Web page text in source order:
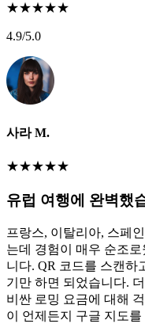
★★★★★
4.9/5.0
사라 M.
★★★★★
유럽 여행에 완벽했
프랑스, 이탈리아, 스페
는데 경험이 매우 순조
니다. QR 코드를 스캔하
기만 하면 되었습니다.
비싼 로밍 요금에 대해
이 언제든지 구글 지도